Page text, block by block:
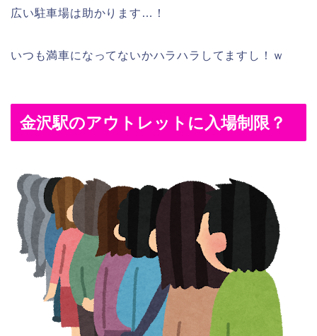
広い駐車場は助かります…！
いつも満車になってないかハラハラしてますし！ｗ
金沢駅のアウトレットに入場制限？